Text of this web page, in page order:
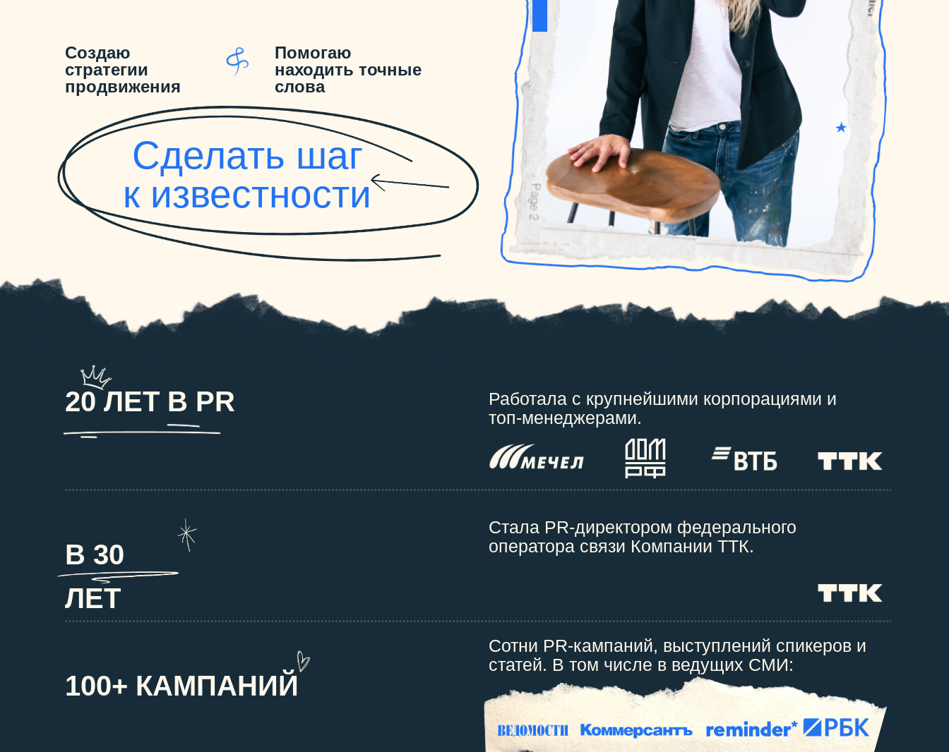
Создаю
стратегии
продвижения
Помогаю
находить точные
слова
Сделать шаг
к известности
20 ЛЕТ В PR
Работала с крупнейшими корпорациями и
топ-менеджерами.
В 30
ЛЕТ
Стала PR-директором федерального
оператора связи Компании ТТК.
100+ КАМПАНИЙ
Сотни PR-кампаний, выступлений спикеров и
статей. В том числе в ведущих СМИ: